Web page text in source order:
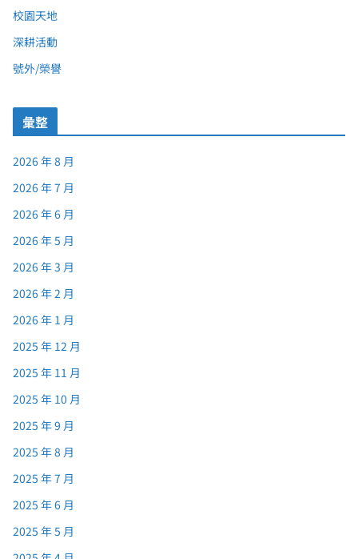
校園天地
深耕活動
號外/榮譽
彙整
2026 年 8 月
2026 年 7 月
2026 年 6 月
2026 年 5 月
2026 年 3 月
2026 年 2 月
2026 年 1 月
2025 年 12 月
2025 年 11 月
2025 年 10 月
2025 年 9 月
2025 年 8 月
2025 年 7 月
2025 年 6 月
2025 年 5 月